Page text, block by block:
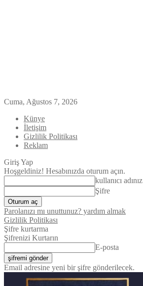
Cuma, Ağustos 7, 2026
Künye
İletişim
Gizlilik Politikası
Reklam
Giriş Yap
Hoşgeldiniz! Hesabınızda oturum açın.
kullanıcı adınız
Şifre
Parolanızı mı unuttunuz? yardım almak
Gizlilik Politikası
Şifre kurtarma
Şifrenizi Kurtarın
E-posta
Email adresine yeni bir şifre gönderilecek.